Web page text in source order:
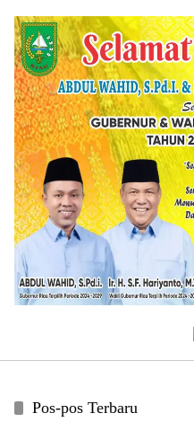
Pos-pos Terbaru